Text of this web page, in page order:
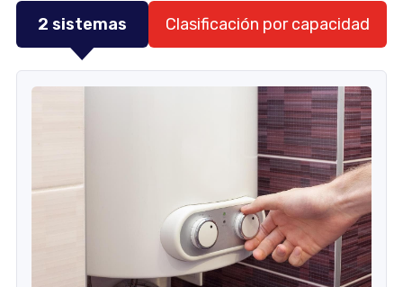
2 sistemas Clasificación por capacidad